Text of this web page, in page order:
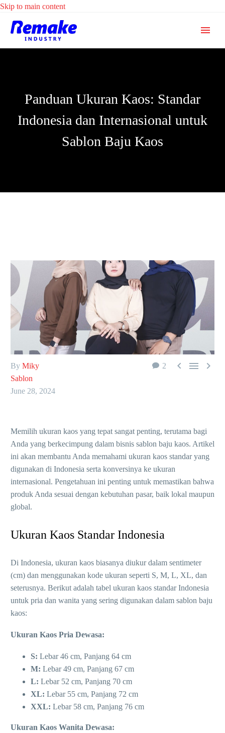
Skip to main content
Panduan Ukuran Kaos: Standar
Indonesia dan Internasional untuk
Sablon Baju Kaos
2   
By Miky
Sablon
June 28, 2024
Memilih ukuran kaos yang tepat sangat penting, terutama bagi
Anda yang berkecimpung dalam bisnis sablon baju kaos. Artikel
ini akan membantu Anda memahami ukuran kaos standar yang
digunakan di Indonesia serta konversinya ke ukuran
internasional. Pengetahuan ini penting untuk memastikan bahwa
produk Anda sesuai dengan kebutuhan pasar, baik lokal maupun
global.
Ukuran Kaos Standar Indonesia
Di Indonesia, ukuran kaos biasanya diukur dalam sentimeter
(cm) dan menggunakan kode ukuran seperti S, M, L, XL, dan
seterusnya. Berikut adalah tabel ukuran kaos standar Indonesia
untuk pria dan wanita yang sering digunakan dalam sablon baju
kaos:
Ukuran Kaos Pria Dewasa:
S: Lebar 46 cm, Panjang 64 cm
M: Lebar 49 cm, Panjang 67 cm
L: Lebar 52 cm, Panjang 70 cm
XL: Lebar 55 cm, Panjang 72 cm
XXL: Lebar 58 cm, Panjang 76 cm
Ukuran Kaos Wanita Dewasa: